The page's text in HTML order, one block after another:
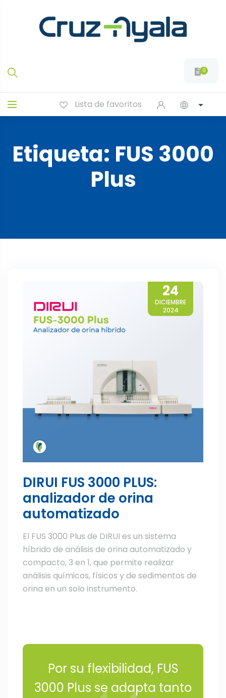
0
Lista de favoritos
Etiqueta: FUS 3000
Plus
24
DICIEMBRE
2024
DIRUI FUS 3000 PLUS:
analizador de orina
automatizado
El FUS 3000 Plus de DIRUI es un sistema
híbrido de análisis de orina automatizado y
compacto, 3 en 1, que permite realizar
análisis químicos, físicos y de sedimentos de
orina en un solo instrumento.
Por su flexibilidad, FUS
3000 Plus se adapta tanto